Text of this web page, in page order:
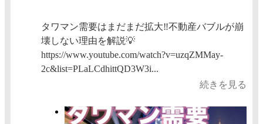
タワマン需要はまだまだ拡大‼️不動産バブルが崩
壊しない理由を解説💡
https://www.youtube.com/watch?v=uzqZMMay-
2c&list=PLaLCdhittQD3W3i...
続きを見る